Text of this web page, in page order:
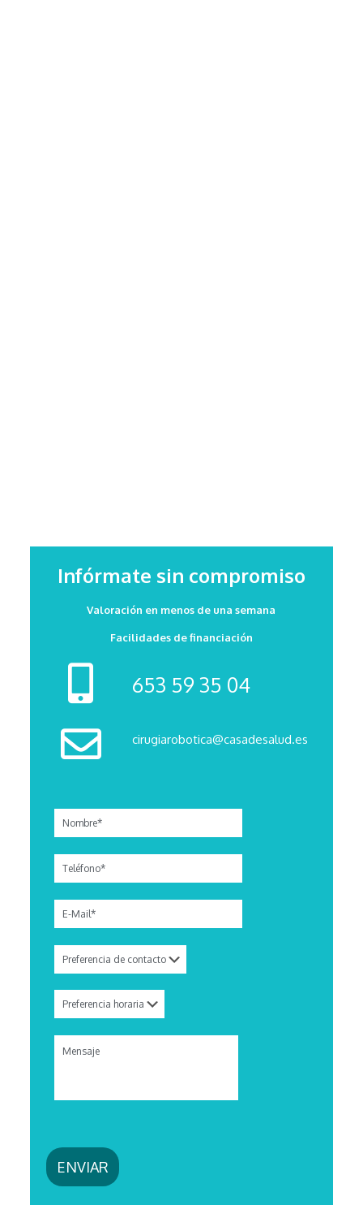
Infórmate sin compromiso
Valoración en menos de una semana
Facilidades de financiación
653 59 35 04
cirugiarobotica@casadesalud.es